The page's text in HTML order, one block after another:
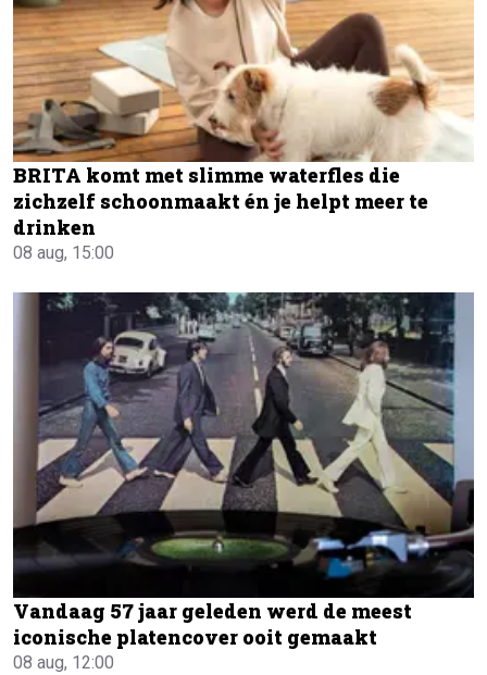
BRITA komt met slimme waterfles die
zichzelf schoonmaakt én je helpt meer te
drinken
08 aug, 15:00
Vandaag 57 jaar geleden werd de meest
iconische platencover ooit gemaakt
08 aug, 12:00